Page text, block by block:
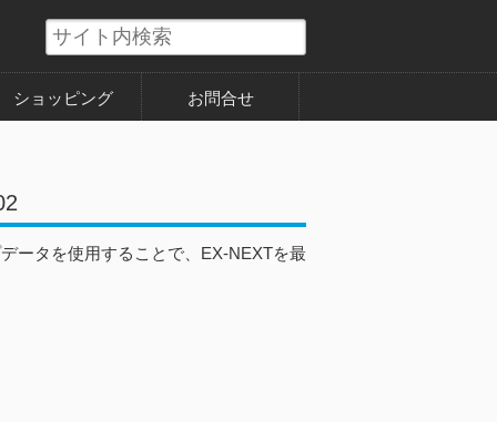
ショッピング お問合せ
ータを使用することで、EX-NEXTを最